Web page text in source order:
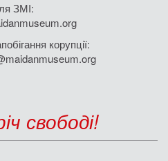
ЗМІ:
корупції:
свободі!